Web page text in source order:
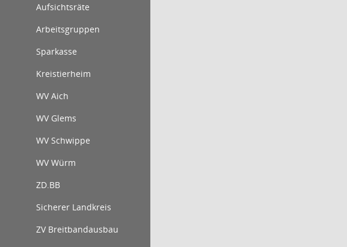
Aufsichtsräte
Arbeitsgruppen
Sparkasse
Kreistierheim
WV Aich
WV Glems
WV Schwippe
WV Würm
ZD.BB
Sicherer Landkreis
ZV Breitbandausbau